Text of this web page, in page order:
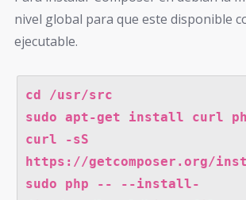
nivel global para que este disponible
ejecutable.
cd /usr/src
sudo apt-get install curl
curl -sS
https://getcomposer.org/
sudo php -- --install-